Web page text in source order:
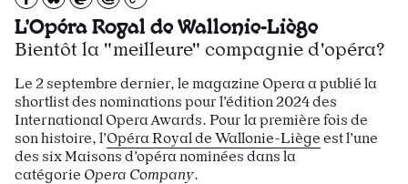
L'Opéra Royal de Wallonie-Liège
Bientôt la "meilleure" compagnie d'opéra?
Le 2 septembre dernier, le magazine Opera a publié la
shortlist des nominations pour l’édition 2024 des
International Opera Awards. Pour la première fois de
son histoire, l’Opéra Royal de Wallonie-Liège est l’une
des six Maisons d’opéra nominées dans la
catégorie Opera Company.